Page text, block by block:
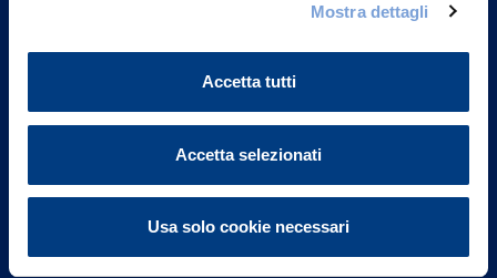
Mostra dettagli
Accetta tutti
Accetta selezionati
Usa solo cookie necessari
Governance
Investor Relations